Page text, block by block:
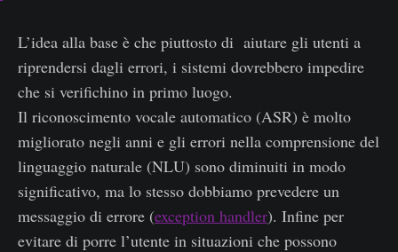
L’idea alla base è che piuttosto di aiutare gli utenti a
riprendersi dagli errori, i sistemi dovrebbero impedire
che si verifichino in primo luogo.
Il riconoscimento vocale automatico (ASR) è molto
migliorato negli anni e gli errori nella comprensione del
linguaggio naturale (NLU) sono diminuiti in modo
significativo, ma lo stesso dobbiamo prevedere un
messaggio di errore (exception handler). Infine per
evitare di porre l’utente in situazioni che possono